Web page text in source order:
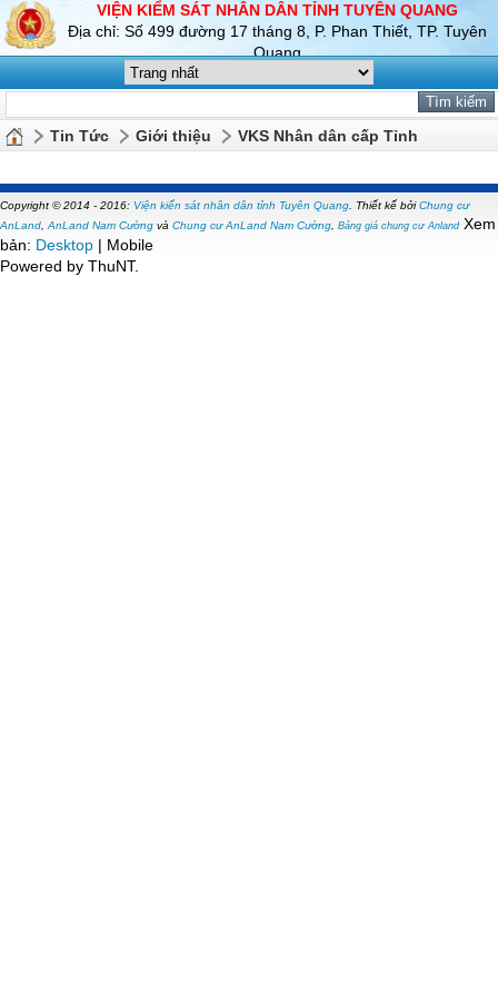
VIỆN KIỂM SÁT NHÂN DÂN TỈNH TUYÊN QUANG
Địa chỉ: Số 499 đường 17 tháng 8, P. Phan Thiết, TP. Tuyên
Quang
Tin Tức Giới thiệu VKS Nhân dân cấp Tỉnh
Copyright © 2014 - 2016: Viện kiển sát nhân dân tỉnh Tuyên Quang Thiết kế bởiChung cư
AnLand AnLand Nam Cường và Chung cư AnLand Nam Cường Bảng giá chung cư AnlandXem
bản: Desktop | Mobile
Powered by ThuNT.